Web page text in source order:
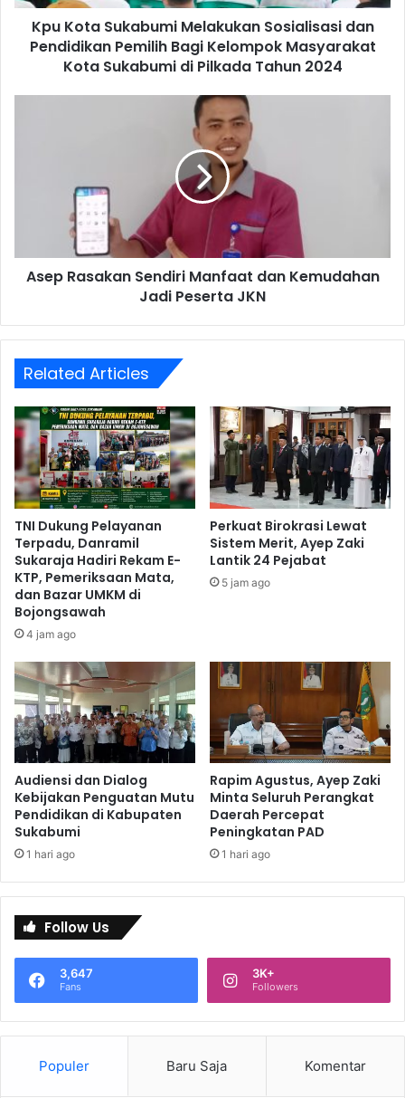
Kpu Kota Sukabumi Melakukan Sosialisasi dan
Pendidikan Pemilih Bagi Kelompok Masyarakat
Kota Sukabumi di Pilkada Tahun 2024
Asep Rasakan Sendiri Manfaat dan Kemudahan
Jadi Peserta JKN
Related Articles
TNI Dukung Pelayanan
Terpadu, Danramil
Sukaraja Hadiri Rekam E-
KTP, Pemeriksaan Mata,
dan Bazar UMKM di
Bojongsawah
4 jam ago
Perkuat Birokrasi Lewat
Sistem Merit, Ayep Zaki
Lantik 24 Pejabat
5 jam ago
Audiensi dan Dialog
Kebijakan Penguatan Mutu
Pendidikan di Kabupaten
Sukabumi
1 hari ago
Rapim Agustus, Ayep Zaki
Minta Seluruh Perangkat
Daerah Percepat
Peningkatan PAD
1 hari ago
Follow Us
3,647
Fans
3K+
Followers
Populer Baru Saja Komentar